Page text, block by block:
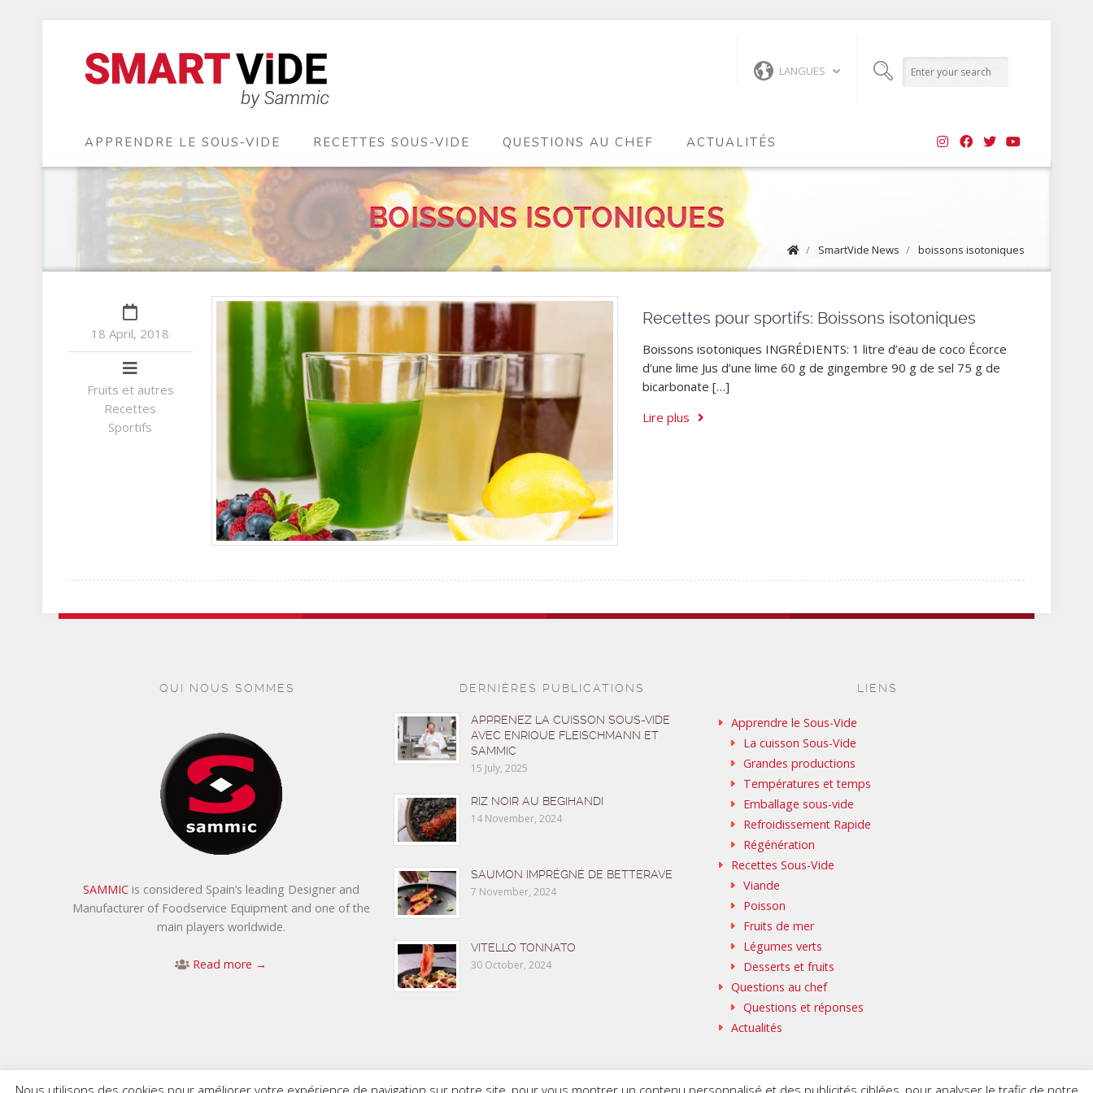
LANGUES
APPRENDRE LE SOUS-VIDE RECETTES SOUS-VIDE QUESTIONS AU CHEF ACTUALITÉS
BOISSONS ISOTONIQUES
/ SmartVide News / boissons isotoniques
Recettes pour sportifs: Boissons isotoniques
Boissons isotoniques INGRÉDIENTS: 1 litre d’eau de coco Écorce
d’une lime Jus d’une lime 60 g de gingembre 90 g de sel 75 g de
bicarbonate […]
Lire plus
18 April, 2018
Fruits et autres
Recettes
Sportifs
QUI NOUS SOMMES
SAMMICis considered Spain’s leading Designer and
Manufacturer of Foodservice Equipment and one of the
main players worldwide.
Read more →
DERNIÈRES PUBLICATIONS
APPRENEZ LA CUISSON SOUS-VIDE
AVEC ENRIQUE FLEISCHMANN ET
SAMMIC
15 July, 2025
RIZ NOIR AU BEGIHANDI
14 November, 2024
SAUMON IMPRÉGNÉ DE BETTERAVE
7 November, 2024
VITELLO TONNATO
30 October, 2024
LIENS
Apprendre le Sous-Vide
La cuisson Sous-Vide
Grandes productions
Températures et temps
Emballage sous-vide
Refroidissement Rapide
Régénération
Recettes Sous-Vide
Viande
Poisson
Fruits de mer
Légumes verts
Desserts et fruits
Questions au chef
Questions et réponses
Actualités